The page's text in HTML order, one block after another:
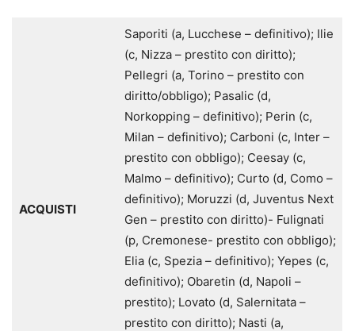
ACQUISTI
Saporiti (a, Lucchese – definitivo); Ilie
(c, Nizza – prestito con diritto);
Pellegri (a, Torino – prestito con
diritto/obbligo); Pasalic (d,
Norkopping – definitivo); Perin (c,
Milan – definitivo); Carboni (c, Inter –
prestito con obbligo); Ceesay (c,
Malmo – definitivo); Curto (d, Como –
definitivo); Moruzzi (d, Juventus Next
Gen – prestito con diritto)- Fulignati
(p, Cremonese- prestito con obbligo);
Elia (c, Spezia – definitivo); Yepes (c,
definitivo); Obaretin (d, Napoli –
prestito); Lovato (d, Salernitata –
prestito con diritto); Nasti (a,